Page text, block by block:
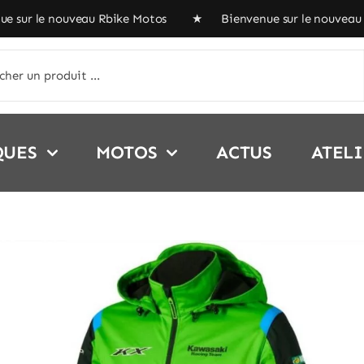
nouveau Rbike Motos ★ Bienvenue sur le
MOTOS ACTUS